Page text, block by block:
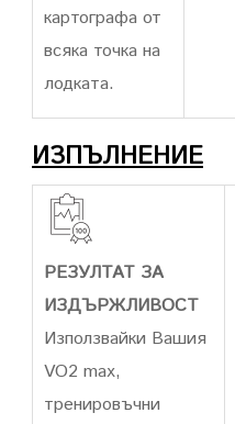
картографа от
всяка точка на
лодката.
ИЗПЪЛНЕНИЕ
РЕЗУЛТАТ ЗА
ИЗДЪРЖЛИВОСТ
Използвайки Вашия
VO2 max,
тренировъчни